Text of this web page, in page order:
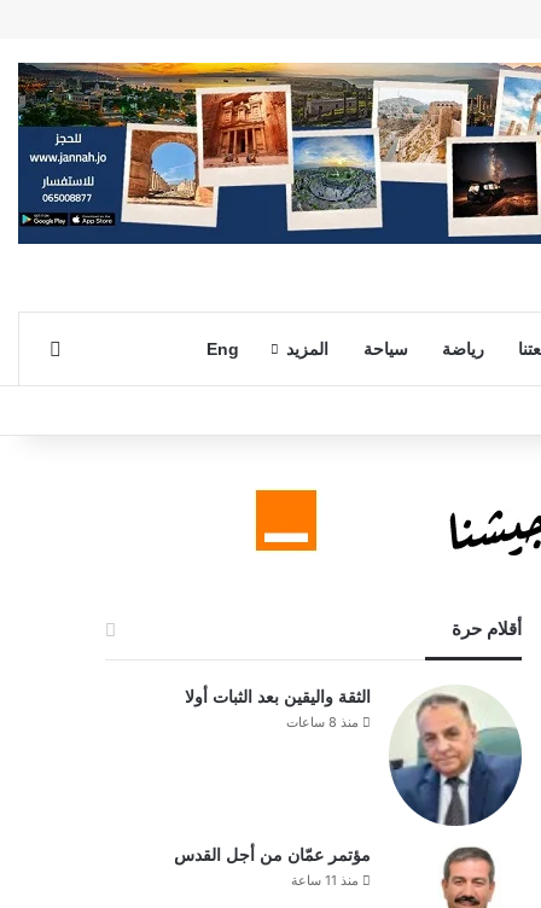
رياضة سياحة المزيد Eng
أقلام حرة
الثقة واليقين بعد الثبات أولا
منذ 8 ساعات
مؤتمر عمّان من أجل القدس
منذ 11 ساعة